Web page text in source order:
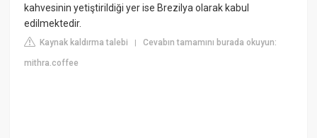
kahvesinin yetiştirildiği yer ise Brezilya olarak kabul
edilmektedir.
Kaynak kaldırma talebi |Cevabın tamamını burada okuyun:
mithra.coffee